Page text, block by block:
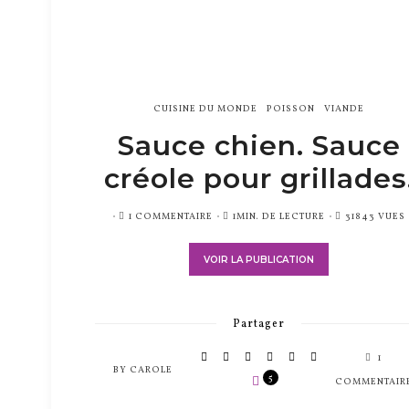
CUISINE DU MONDE POISSON VIANDE
Sauce chien. Sauce
créole pour
PUBLIÉ1 COMMENTAIRE 1MIN. DE LECTURE 31843 VUES
VOIR LA PUBLICATION
Partager
BY CAROLE
5
1